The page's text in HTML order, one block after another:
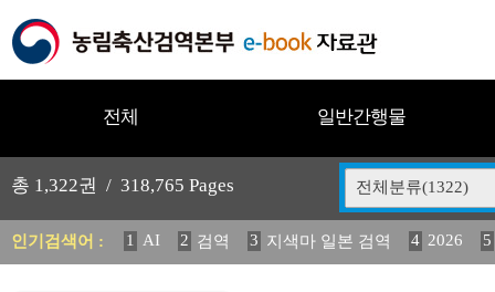
전체 일반간행물
총 1,322권 / 318,765 Pages 전체분류(1322)
인기검색어 : 1 AI 2 검역 3 지색마 일본 검역 4 2026
5
11 2025 12 중독성 식물 도감 13 媛 異 14